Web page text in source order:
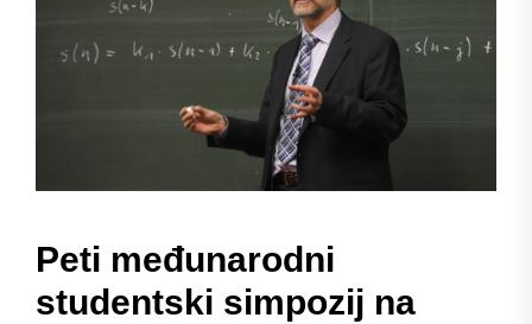
Peti međunarodni
studentski simpozij na